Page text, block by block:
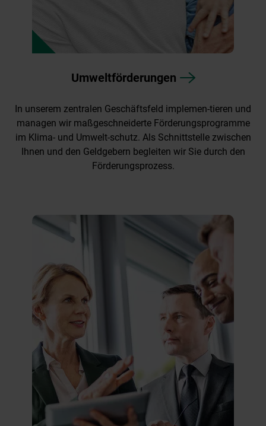
Umweltförderungen
In unserem zentralen Geschäftsfeld implemen-tieren und
managen wir maßgeschneiderte Förderungsprogramme
im Klima- und Umwelt-schutz. Als Schnittstelle zwischen
Ihnen und den Geldgebern begleiten wir Sie durch den
Förderungsprozess.